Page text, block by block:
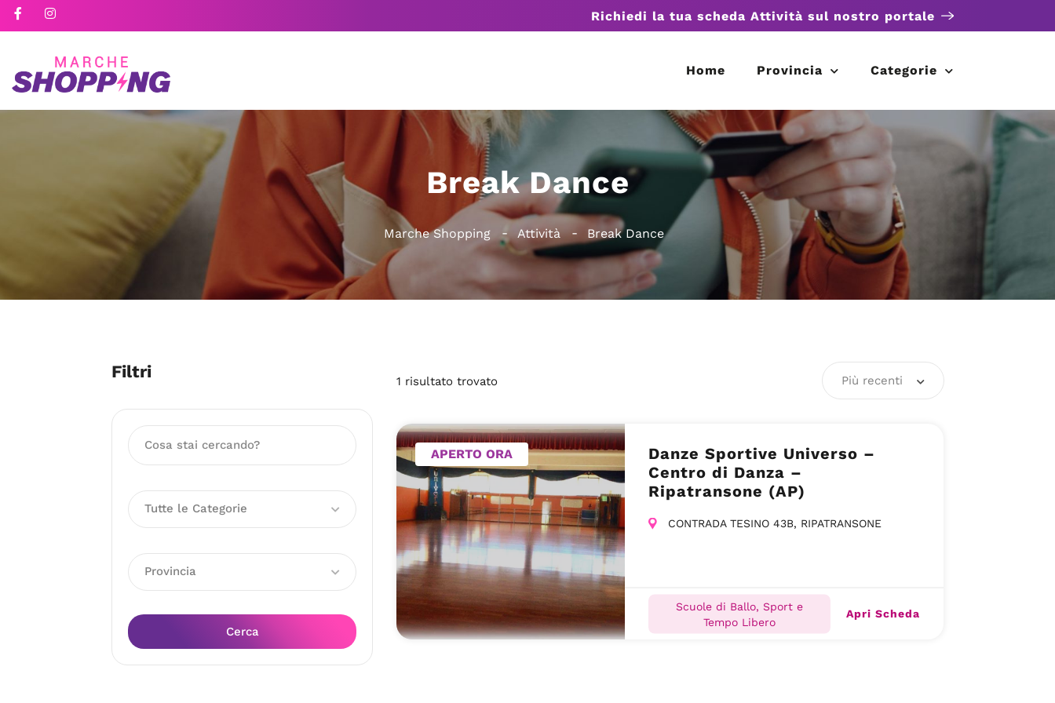
Richiedi la tua scheda Attività sul nostro portale
Home Provincia Categorie
Break Dance
Marche Shopping Attività Break Dance
Filtri
Tutte le Categorie
Provincia
Cerca
1 risultato trovato Più recenti
APERTO ORA
Danze Sportive Universo –
Centro di Danza –
Ripatransone (AP)
CONTRADA TESINO 43B, RIPATRANSONE
Scuole di Ballo, Sport e
Tempo Libero
Apri Scheda